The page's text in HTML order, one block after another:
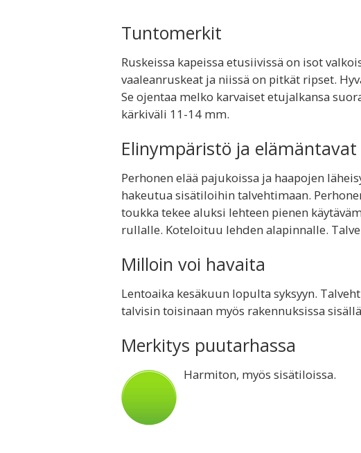
Tuntomerkit
Ruskeissa kapeissa etusiivissä on isot
vaaleanruskeat ja niissä on pitkät ripset.
Se ojentaa melko karvaiset etujalkansa
kärkiväli 11-14 mm.
Elinympäristö ja elämäntavat
Perhonen elää pajukoissa ja haapojen
hakeutua sisätiloihin talvehtimaan.
toukka tekee aluksi lehteen pienen
rullalle. Koteloituu lehden alapinnalle.
Milloin voi havaita
Lentoaika kesäkuun lopulta syksyyn.
talvisin toisinaan myös rakennuksissa
Merkitys puutarhassa
Harmiton, myös sisätiloissa.